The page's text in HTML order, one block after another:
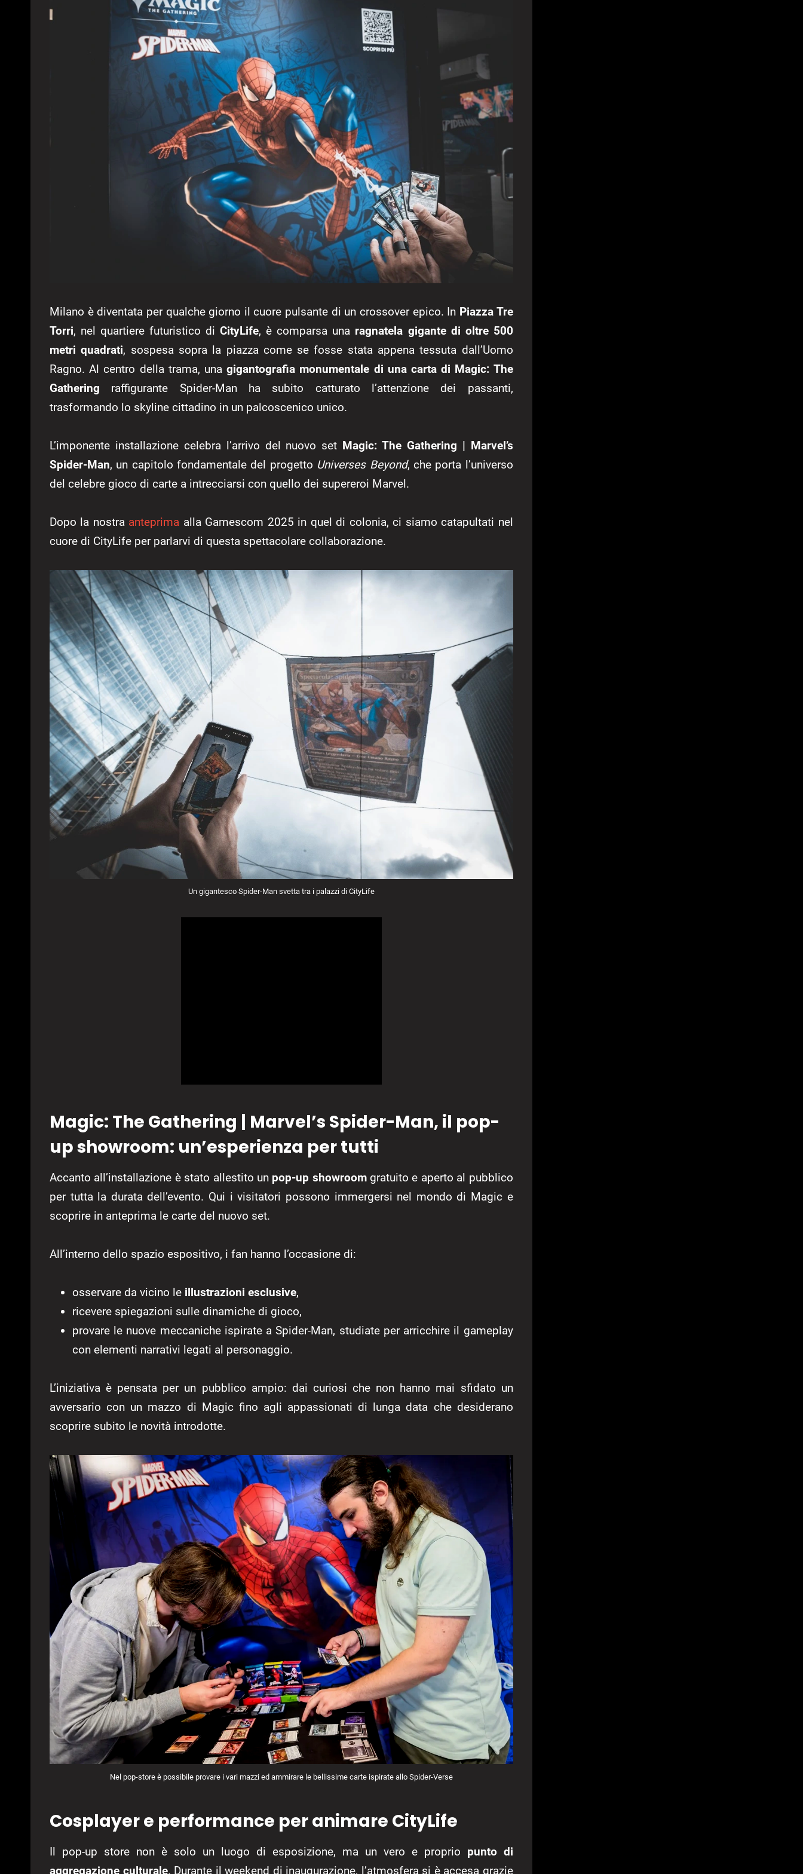
Milano è diventata per qualche giorno il cuore pulsante di un crossover epico. In Piazza Tre
Torri, nel quartiere futuristico diCityLife, è comparsa una ragnatela gigante di oltre 500
metri quadrati, sospesa sopra la piazza come se fosse stata appena tessuta dall’Uomo
Ragno. Al centro della trama, unagigantografia monumentale di una carta di Magic: The
Gathering raffigurante Spider-Man ha subito catturato l’attenzione dei passanti,
trasformando lo skyline cittadino in un palcoscenico unico.
L’imponente installazione celebra l’arrivo del nuovo set Magic: The Gathering | Marvel’s
Spider-Man, un capitolo fondamentale del progetto Universes Beyond, che porta l’universo
del celebre gioco di carte a intrecciarsi con quello dei supereroi Marvel.
Dopo la nostra anteprima alla Gamescom 2025 in quel di colonia, ci siamo catapultati nel
cuore di CityLife per parlarvi di questa spettacolare collaborazione.
Un gigantesco Spider-Man svetta tra i palazzi di CityLife
Magic: The Gathering | Marvel’s Spider-Man, il pop-
up showroom: un’esperienza per tutti
Accanto all’installazione è stato allestito un pop-up showroomgratuito e aperto al pubblico
per tutta la durata dell’evento. Qui i visitatori possono immergersi nel mondo di Magic e
scoprire in anteprima le carte del nuovo set.
All’interno dello spazio espositivo, i fan hanno l’occasione di:
osservare da vicino le illustrazioni esclusive,
ricevere spiegazioni sulle dinamiche di gioco,
provare le nuove meccaniche ispirate a Spider-Man, studiate per arricchire il gameplay
con elementi narrativi legati al personaggio.
L’iniziativa è pensata per un pubblico ampio: dai curiosi che non hanno mai sfidato un
avversario con un mazzo di Magic fino agli appassionati di lunga data che desiderano
scoprire subito le novità introdotte.
Nel pop-store è possibile provare i vari mazzi ed ammirare le bellissime carte ispirate allo Spider-Verse
Cosplayer e performance per animare CityLife
Il pop-up store non è solo un luogo di esposizione, ma un vero e proprio punto di
aggregazione culturale. Durante il weekend di inaugurazione, l’atmosfera si è accesa grazie